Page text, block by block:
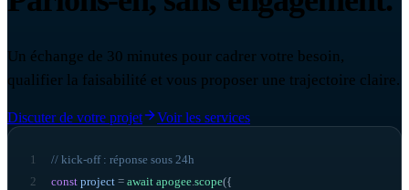
Un échange de 30 minutes pour cadrer votre besoin,
qualifier la faisabilité et vous proposer une trajectoire claire.
Discuter de votre projet Voir les services
1
// kick-off : réponse sous 24h
2
const project = await apogee scope({